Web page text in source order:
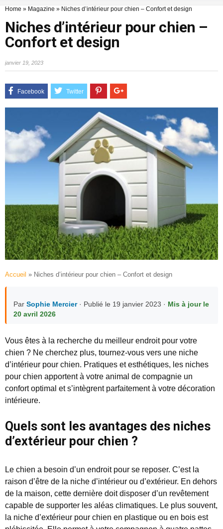
Home » Magazine » Niches d’intérieur pour chien – Confort et design
Niches d’intérieur pour chien –
Confort et design
janvier 19, 2023
Accueil » Niches d’intérieur pour chien – Confort et design
Par Sophie Mercier· Publié le 19 janvier 2023 · Mis à jour le
20 avril 2026
Vous êtes à la recherche du meilleur endroit pour votre
chien ? Ne cherchez plus, tournez-vous vers une niche
d’intérieur pour chien. Pratiques et esthétiques, les niches
pour chien apportent à votre animal de compagnie un
confort optimal et s’intègrent parfaitement à votre décoration
intérieure.
Quels sont les avantages des niches
d’extérieur pour chien ?
Le chien a besoin d’un endroit pour se reposer. C’est la
raison d’être de la niche d’intérieur ou d’extérieur. En dehors
de la maison, cette dernière doit disposer d’un revêtement
capable de supporter les aléas climatiques. Le plus souvent,
la niche d’extérieur pour chien en plastique ou en bois est